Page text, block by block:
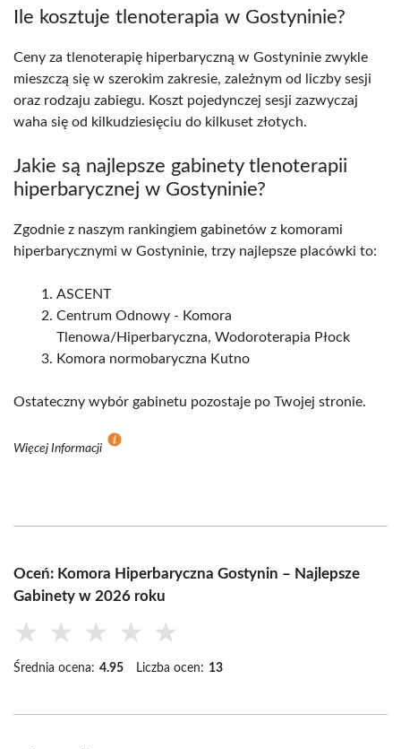
Ile kosztuje tlenoterapia w Gostyninie?
Ceny za tlenoterapię hiperbaryczną w Gostyninie zwykle
mieszczą się w szerokim zakresie, zależnym od liczby sesji
oraz rodzaju zabiegu. Koszt pojedynczej sesji zazwyczaj
waha się od kilkudziesięciu do kilkuset złotych.
Jakie są najlepsze gabinety tlenoterapii
hiperbarycznej w Gostyninie?
Zgodnie z naszym rankingiem gabinetów z komorami
hiperbarycznymi w Gostyninie, trzy najlepsze placówki to:
ASCENT
Centrum Odnowy - Komora
Tlenowa/Hiperbaryczna, Wodoroterapia Płock
Komora normobaryczna Kutno
Ostateczny wybór gabinetu pozostaje po Twojej stronie.
Więcej Informacji
Oceń: Komora Hiperbaryczna Gostynin – Najlepsze
Gabinety w 2026 roku
★ ★ ★ ★ ★
Średnia ocena: 4.95 Liczba ocen: 13